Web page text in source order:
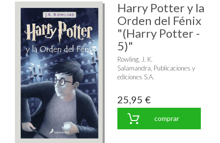
Harry Potter y la
Orden del Fénix
"(Harry Potter -
5)"
Rowling, J. K.
Salamandra, Publicaciones y
ediciones S.A.
25,95 €
comprar